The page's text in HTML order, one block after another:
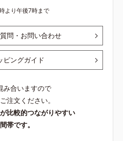
より午後7時まで
問・お問い合わせ
ピングガイド
み合いますので
注文ください。
比較的つながりやすい
帯です。